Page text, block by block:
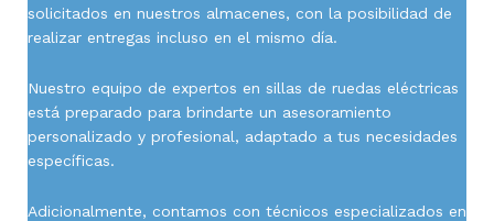
solicitados en nuestros almacenes, con la posibilidad de
realizar entregas incluso en el mismo día.
Nuestro equipo de expertos en sillas de ruedas eléctricas
está preparado para brindarte un asesoramiento
personalizado y profesional, adaptado a tus necesidades
específicas.
Adicionalmente, contamos con técnicos especializados en